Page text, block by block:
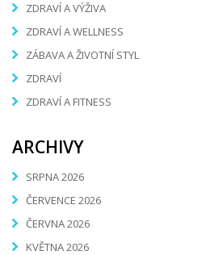
ZDRAVÍ A VÝŽIVA
ZDRAVÍ A WELLNESS
ZÁBAVA A ŽIVOTNÍ STYL
ZDRAVÍ
ZDRAVÍ A FITNESS
ARCHIVY
SRPNA 2026
ČERVENCE 2026
ČERVNA 2026
KVĚTNA 2026